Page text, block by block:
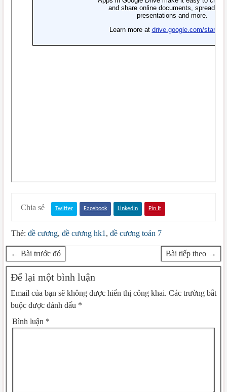
Chia sẻ Twitter Facebook LinkedIn Pin It
Thẻ: đề cương, đề cương hk1 , đề cương toán 7
← Bài trước đó Bài tiếp theo →
Để lại một bình luận
Email của bạn sẽ không được hiển thị công khai. Các trường bắt
buộc được đánh dấu *
Bình luận *